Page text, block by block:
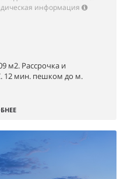
информация
м2. Рассрочка и
12 мин. пешком до м.